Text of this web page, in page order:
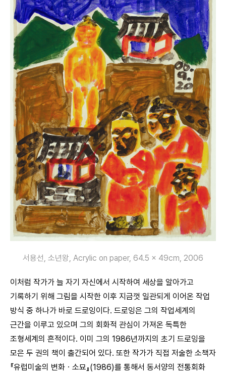
서용선, 소년왕, Acrylic on paper, 64.5 × 49cm, 2006
이처럼 작가가 늘 자기 자신에서 시작하여 세상을 알아가고
기록하기 위해 그림을 시작한 이후 지금껏 일관되게 이어온 작업
방식 중 하나가 바로 드로잉이다. 드로잉은 그의 작업세계의
근간을 이루고 있으며 그의 회화적 관심이 가져온 독특한
조형세계의 흔적이다. 이미 그의 1986년까지의 초기 드로잉을
모은 두 권의 책이 출간되어 있다. 또한 작가가 직접 저술한 소책자
『유럽미술의 변화ㆍ소묘』(1986)를 통해서 동서양의 전통회화